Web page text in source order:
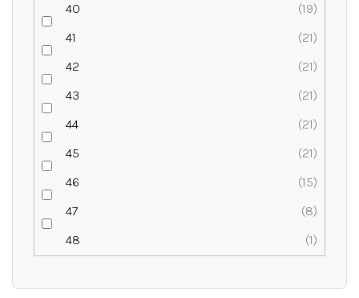
40
19
41
21
42
21
43
21
44
21
45
21
46
15
47
8
48
1